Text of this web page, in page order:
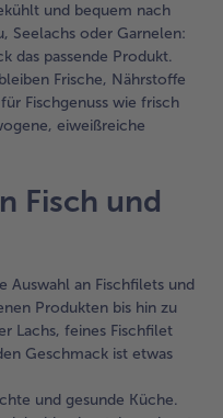
und bequem nach
Seelachs oder Garnelen:
das passende Produkt.
Frische, Nährstoffe
Fischgenuss wie frisch
eiweißreiche
Fisch und
Auswahl an Fischfilets und
Produkten bis hin zu
Lachs, feines Fischfilet
Geschmack ist etwas
und gesunde Küche.